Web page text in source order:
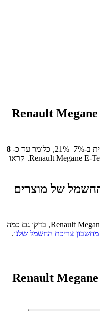
Renault Megane
עד כ-
8
Renault Megane E-. קראו
של מוצרים
Renault, בדקו גם כמה
מחשבון צריכת החשמל שלנו.
Renault